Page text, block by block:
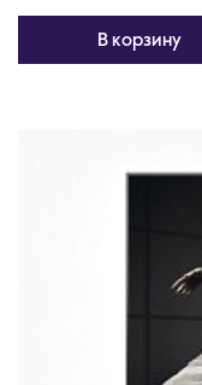
В корзину